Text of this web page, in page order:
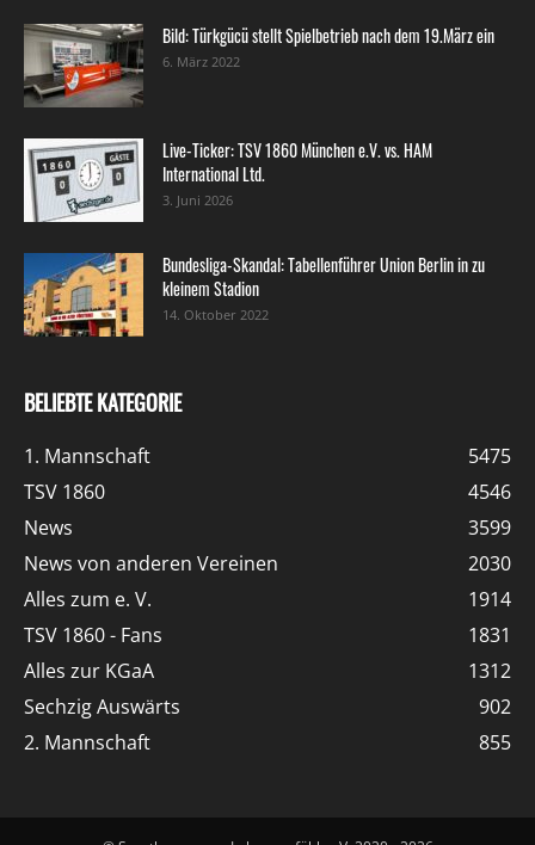
Bild: Türkgücü stellt Spielbetrieb nach dem 19.März ein
6. März 2022
Live-Ticker: TSV 1860 München e.V. vs. HAM
International Ltd.
3. Juni 2026
Bundesliga-Skandal: Tabellenführer Union Berlin in zu
kleinem Stadion
14. Oktober 2022
BELIEBTE KATEGORIE
1. Mannschaft
5475
TSV 1860
4546
News
3599
News von anderen Vereinen
2030
Alles zum e. V.
1914
TSV 1860 - Fans
1831
Alles zur KGaA
1312
Sechzig Auswärts
902
2. Mannschaft
855